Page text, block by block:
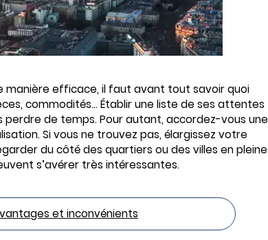
manière efficace, il faut avant tout savoir quoi
commodités… Établir une liste de ses attentes
de temps. Pour autant, accordez-vous une
Si vous ne trouvez pas, élargissez votre
du côté des quartiers ou des villes en pleine
s’avérer très intéressantes.
et inconvénients